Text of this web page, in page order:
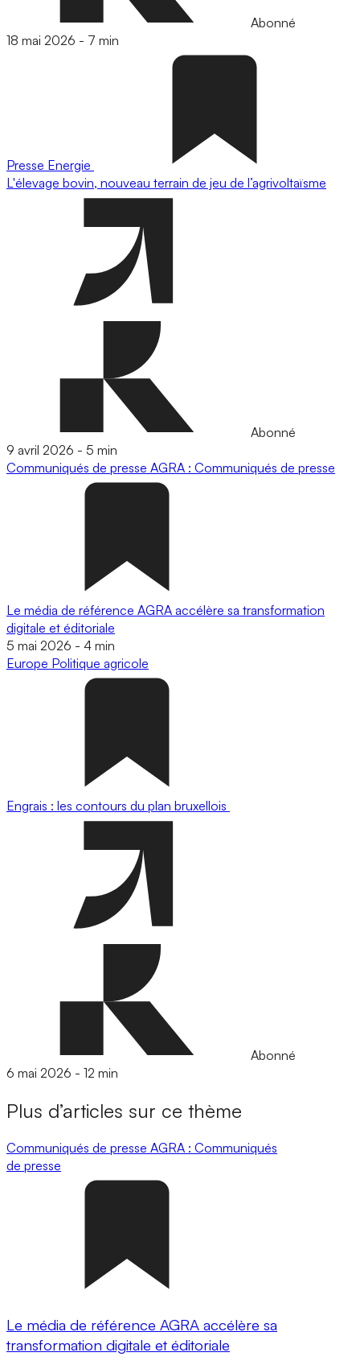
Abonné
18 mai 2026 - 7 min
Presse Energie
L'élevage bovin, nouveau terrain de jeu de l’agrivoltaïsme
Abonné
9 avril 2026 - 5 min
Communiqués de presse AGRA : Communiqués de presse
Le média de référence AGRA accélère sa transformation
digitale et éditoriale
5 mai 2026 - 4 min
Europe Politique agricole
Engrais : les contours du plan bruxellois
Abonné
6 mai 2026 - 12 min
Plus d’articles sur ce thème
Communiqués de presse AGRA : Communiqués
de presse
Le média de référence AGRA accélère sa
transformation digitale et éditoriale